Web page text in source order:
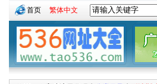
首页 繁体中文